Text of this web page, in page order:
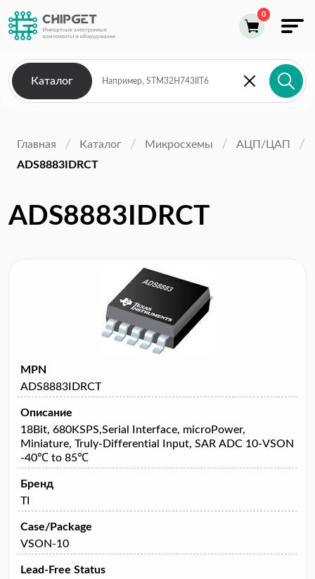
Каталог
Главная Каталог Микросхемы
АЦП/ЦАП
ADS8883IDRCT
ADS8883IDRCT
MPN
ADS8883IDRCT
Описание
18Bit, 680KSPS,Serial Interface, microPower,
Miniature, Truly-Differential Input, SAR ADC 10-VSON
-40℃ to 85℃
Бренд
TI
Case/Package
VSON-10
Lead-Free Status